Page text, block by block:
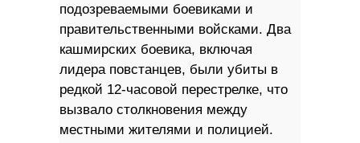
подозреваемыми боевиками и
правительственными войсками. Два
кашмирских боевика, включая
лидера повстанцев, были убиты в
редкой 12-часовой перестрелке, что
вызвало столкновения между
местными жителями и полицией.